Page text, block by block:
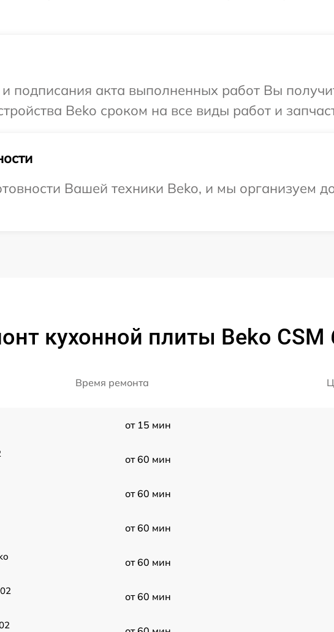
подписания акта выполненных работ Вы
Beko сроком на все виды работ и
Вашей техники Beko, и мы организуем
кухонной плиты Beko CSM
Время ремонта
от 15 мин
от 60 мин
от 60 мин
от 60 мин
от 60 мин
от 60 мин